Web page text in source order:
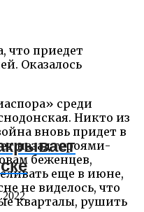
что приедет
Оказалось
среди
Никто из
вновь придет в
назад героями-
беженцев,
еще в июне,
не виделось, что
кварталы, рушить